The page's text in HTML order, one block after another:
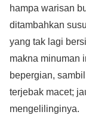
hampa warisan
ditambahkan
yang tak lagi
makna minuman
bepergian,
terjebak macet;
mengelilinginya.